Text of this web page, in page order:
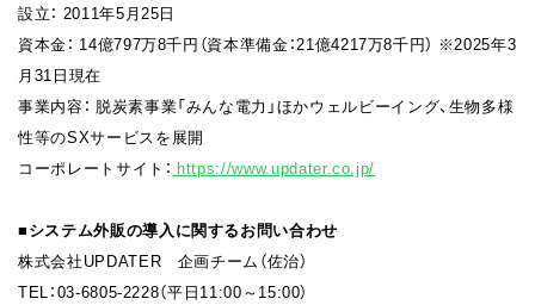
設立： 2011年5月25日
資本金： 14億797万8千円（資本準備金：21億4217万8千円） ※2025年3
月31日現在
事業内容： 脱炭素事業「みんな電力」ほかウェルビーイング、生物多様
性等のSXサービスを展開
コーポレートサイト： https://www.updater.co.jp/
■システム外販の導入に関するお問い合わせ
株式会社UPDATER 企画チーム（佐治）
TEL：03-6805-2228（平日11:00～15:00）